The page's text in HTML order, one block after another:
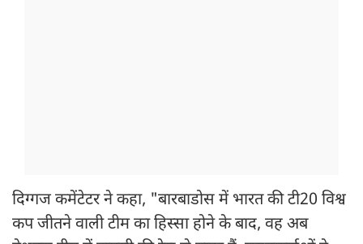
दिग्गज कमेंटेटर ने कहा, "बारबाडोस में भारत की टी20 विश्व
कप जीतने वाली टीम का हिस्सा होने के बाद, वह अब